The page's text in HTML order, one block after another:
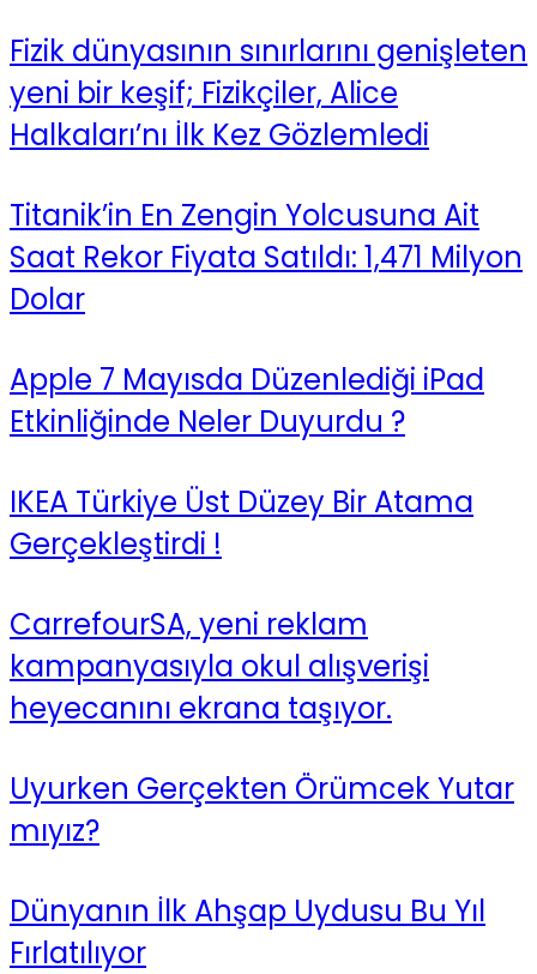
Fizik dünyasının sınırlarını genişleten
yeni bir keşif; Fizikçiler, Alice
Halkaları’nı İlk Kez Gözlemledi
Titanik’in En Zengin Yolcusuna Ait
Saat Rekor Fiyata Satıldı: 1,471 Milyon
Dolar
Apple 7 Mayısda Düzenlediği iPad
Etkinliğinde Neler Duyurdu ?
IKEA Türkiye Üst Düzey Bir Atama
Gerçekleştirdi !
CarrefourSA, yeni reklam
kampanyasıyla okul alışverişi
heyecanını ekrana taşıyor.
Uyurken Gerçekten Örümcek Yutar
mıyız?
Dünyanın İlk Ahşap Uydusu Bu Yıl
Fırlatılıyor